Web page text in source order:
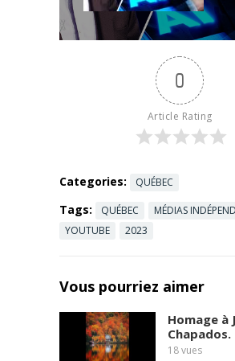
de
les
0
Article Rating
Categories: QUÉBEC
Tags: QUÉBEC
MÉDIAS
YOUTUBE
2023
Vous pourriez aimer
Homage à
Chapados.
18vues